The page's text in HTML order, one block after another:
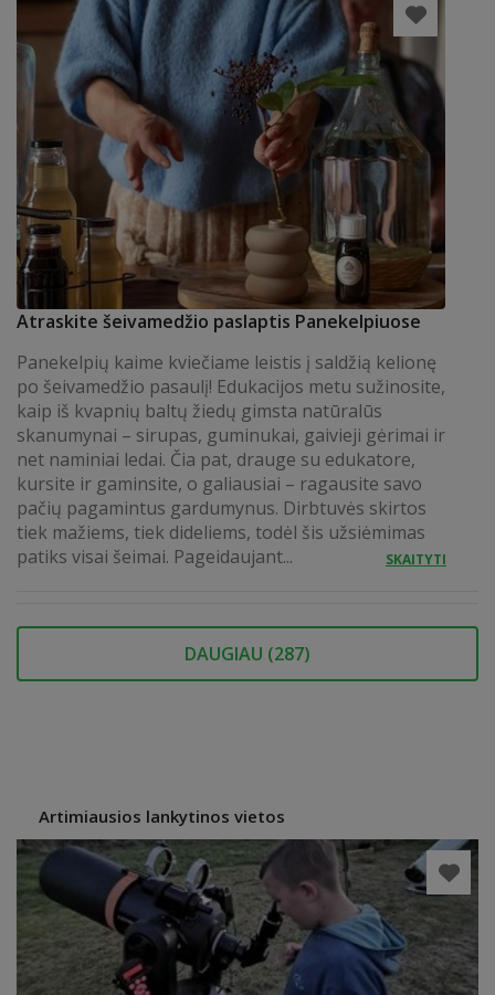
Atraskite šeivamedžio paslaptis Panekelpiuose
Panekelpių kaime kviečiame leistis į saldžią kelionę
po šeivamedžio pasaulį! Edukacijos metu sužinosite,
kaip iš kvapnių baltų žiedų gimsta natūralūs
skanumynai – sirupas, guminukai, gaivieji gėrimai ir
net naminiai ledai. Čia pat, drauge su edukatore,
kursite ir gaminsite, o galiausiai – ragausite savo
pačių pagamintus gardumynus. Dirbtuvės skirtos
tiek mažiems, tiek dideliems, todėl šis užsiėmimas
patiks visai šeimai. Pageidaujant...
SKAITYTI
DAUGIAU (287)
Artimiausios lankytinos vietos